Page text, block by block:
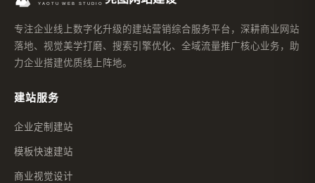
专注企业线上数字化升级的建站营销综合服务平台，深耕商业网站
落地、视觉美学打磨、搜索引擎优化、全域流量推广核心业务，助
力企业搭建优质线上阵地。
建站服务
企业定制建站
模板快速建站
商业视觉设计